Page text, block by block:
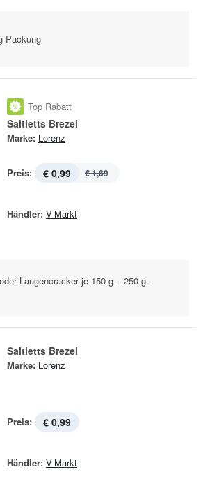
Packung
Top Rabatt
Saltletts Brezel
Marke: Lorenz
Preis: € 0,99 € 1,69
Händler: V-Markt
Laugencracker je 150-g – 250-g-
Saltletts Brezel
Marke: Lorenz
Preis: € 0,99
Händler: V-Markt